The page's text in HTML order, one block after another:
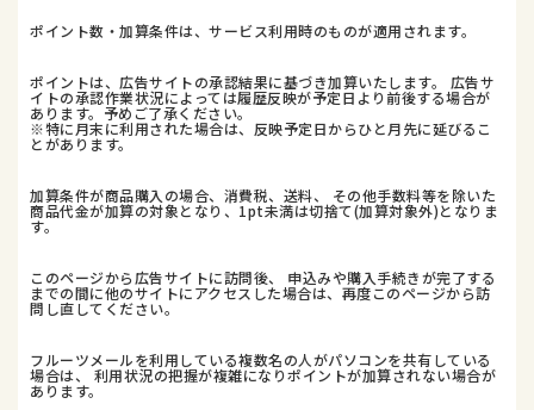
ポイント数・加算条件は、サービス利用時のものが適用されます。
ポイントは、広告サイトの承認結果に基づき加算いたします。 広告サ
イトの承認作業状況によっては履歴反映が予定日より前後する場合が
あります。予めご了承ください。
※特に月末に利用された場合は、反映予定日からひと月先に延びるこ
とがあります。
加算条件が商品購入の場合、消費税、送料、 その他手数料等を除いた
商品代金が加算の対象となり、1pt未満は切捨て(加算対象外)となりま
す。
このページから広告サイトに訪問後、 申込みや購入手続きが完了する
までの間に他のサイトにアクセスした場合は、再度このページから訪
問し直してください。
フルーツメールを利用している複数名の人がパソコンを共有している
場合は、 利用状況の把握が複雑になりポイントが加算されない場合が
あります。